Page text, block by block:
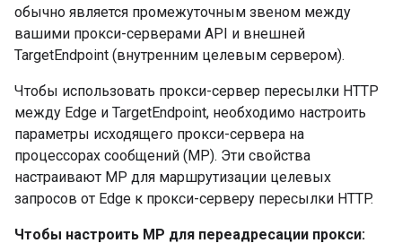
обычно является промежуточным звеном между
вашими прокси-серверами API и внешней
TargetEndpoint (внутренним целевым сервером).
Чтобы использовать прокси-сервер пересылки HTTP
между Edge и TargetEndpoint, необходимо настроить
параметры исходящего прокси-сервера на
процессорах сообщений (MP). Эти свойства
настраивают MP для маршрутизации целевых
запросов от Edge к прокси-серверу пересылки HTTP.
Чтобы настроить MP для переадресации прокси: